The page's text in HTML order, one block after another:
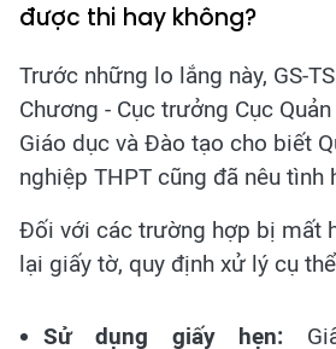
được thi hay không?
Trước những lo lắng này, GS-
Chương - Cục trưởng Cục
Giáo dục và Đào tạo cho biết
nghiệp THPT cũng đã nêu tình
Đối với các trường hợp bị mất
lại giấy tờ, quy định xử lý cụ
Sử dụng giấy hẹn: